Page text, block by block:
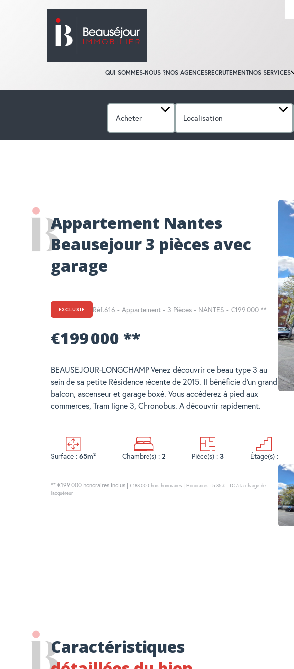
QUI SOMMES-NOUS ?NOS AGENCESRECRUTEMENTNOS SERVICES
Acheter Localisation
Appartement Nantes
Beausejour 3 pièces avec
garage
EXCLUSIF Réf.616 - Appartement - 3 Pièces - NANTES - €199 000 **
€199 000 **
BEAUSEJOUR-LONGCHAMP Venez découvrir ce beau type 3 au
sein de sa petite Résidence récente de 2015. Il bénéficie d'un grand
balcon, ascenseur et garage boxé. Vous accéderez à pied aux
commerces, Tram ligne 3, Chronobus. A découvrir rapidement.
Surface : 65m² Chambre(s) : 2 Pièce(s) :3 Étage(s) :
** €199 000 honoraires inclus | €188 000 hors honoraires | Honoraires : 5.85% TTC à la charge de
l'acquéreur
Caractéristiques